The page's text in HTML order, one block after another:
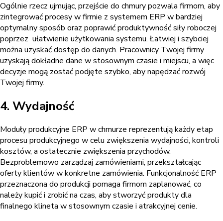
Ogólnie rzecz ujmując, przejście do chmury pozwala firmom, aby
zintegrować procesy w firmie z systemem ERP w bardziej
optymalny sposób oraz poprawić produktywność siły roboczej
poprzez ułatwienie użytkowania systemu. Łatwiej i szybciej
można uzyskać dostęp do danych. Pracownicy Twojej firmy
uzyskają dokładne dane w stosownym czasie i miejscu, a więc
decyzje mogą zostać podjęte szybko, aby napędzać rozwój
Twojej firmy.
4. Wydajność
Moduły produkcyjne ERP w chmurze reprezentują każdy etap
procesu produkcyjnego w celu zwiększenia wydajności, kontroli
kosztów, a ostatecznie zwiększenia przychodów.
Bezproblemowo zarządzaj zamówieniami, przekształcając
oferty klientów w konkretne zamówienia. Funkcjonalność ERP
przeznaczona do produkcji pomaga firmom zaplanować, co
należy kupić i zrobić na czas, aby stworzyć produkty dla
finalnego klineta w stosownym czasie i atrakcyjnej cenie.